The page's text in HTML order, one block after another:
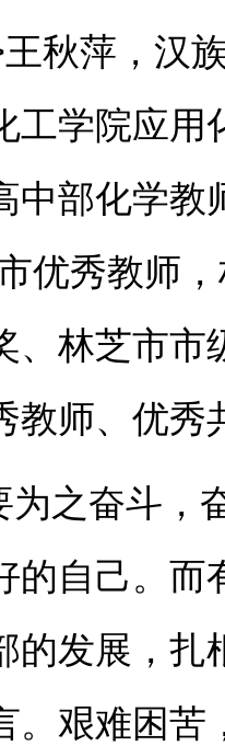
秋萍，汉
工学院应用
中部化学教
优秀教师
、林芝市市
教师、优秀
为之奋斗，
的自己。而
的发展，扎
。艰难困